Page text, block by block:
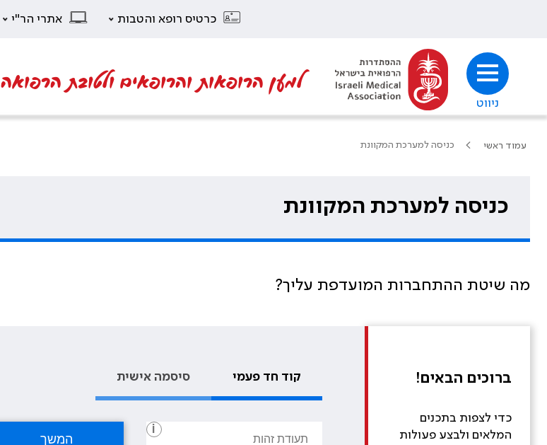
כרטיס רופא והטבות אתרי הר"י
ניווט
למען הרופאות והרופאים ולטובת הרפואה
עמוד ראשי כניסה למערכת המקוונת
כניסה למערכת המקוונת
מה שיטת ההתחברות המועדפת עליך?
ברוכים הבאים!
כדי לצפות בתכנים
המלאים ולבצע פעולות
קוד חד פעמי סיסמה אישית
i